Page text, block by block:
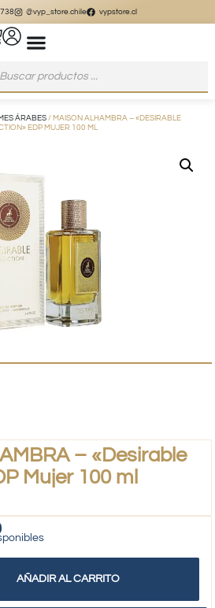
@vyp_store.chile vypstore.cl
ÁRABES/ MAISON ALHAMBRA – «DESIRABLE
EDP MUJER 100 ML
– «Desirable
Mujer 100 ml
AÑADIR AL CARRITO